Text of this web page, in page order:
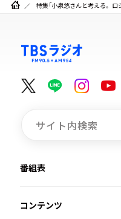
特集「小泉悠さんと考える。
番組表
コンテンツ